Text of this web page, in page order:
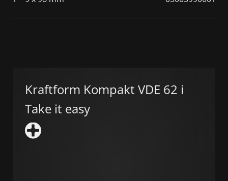
Kraftform Kompakt VDE 62 i
Take it easy